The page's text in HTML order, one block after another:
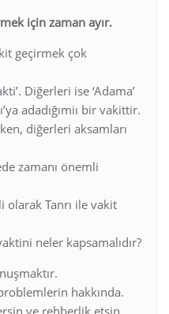
için zaman ayır.
geçirmek çok
Diğerleri ise ‘Adama’
adadığımiı bir vakittir.
diğerleri aksamları
zamanı önemli
olarak Tanrı ile vakit
neler kapsamalıdır?
hakkında.
ve rehberlik etsin.